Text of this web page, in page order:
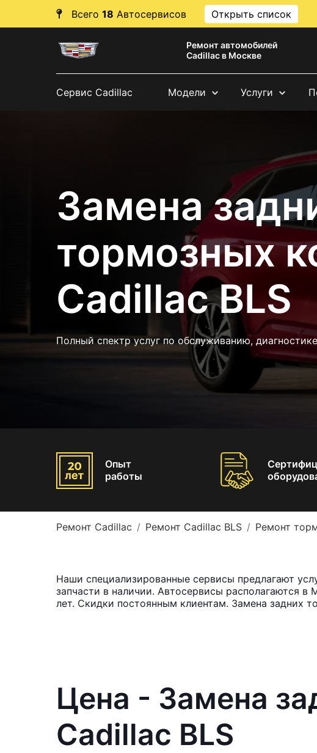
Всего 18 Автосервисов Открыть список
Ремонт автомобилей
Cadillac в Москве
Сервис Cadillac Модели Услуги
Замена
тормозных
Cadillac BLS
Полный спектр услуг по обслуживанию,
Опыт
работы
Ремонт Cadillac Ремонт Cadillac BLS Ремонт
Наши специализированные сервисы предлагают
запчасти в наличии. Автосервисы располагаются
лет. Скидки постоянным клиентам. Замена задних
Цена - Замена
Cadillac BLS